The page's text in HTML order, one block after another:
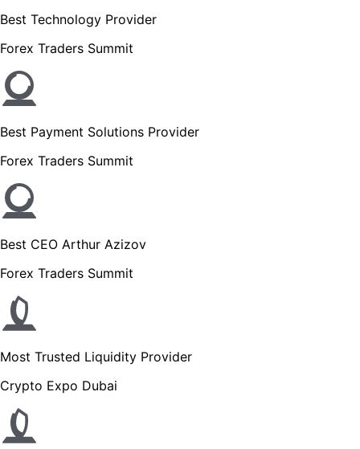
Best Technology Provider
Forex Traders Summit
Best Payment Solutions Provider
Forex Traders Summit
Best CEO Arthur Azizov
Forex Traders Summit
Most Trusted Liquidity Provider
Crypto Expo Dubai